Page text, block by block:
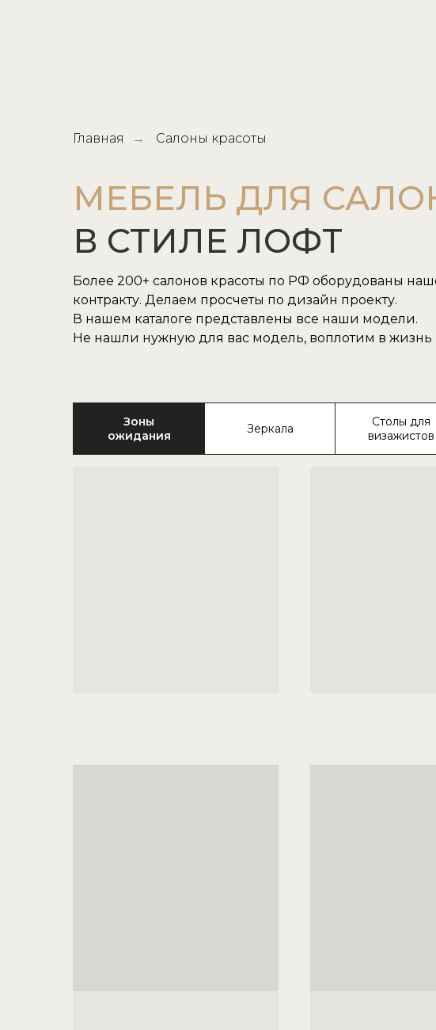
Главная → Салоны красоты
МЕБЕЛЬ ДЛЯ
В СТИЛЕ ЛОФТ
Более 200+ салонов красоты по РФ оборудованы
контракту. Делаем просчеты по дизайн проекту.
В нашем каталоге представлены все наши модели.
Не нашли нужную для вас модель, воплотим в жизнь
Зоны
ожидания
Зеркала
Столы для
визажистов